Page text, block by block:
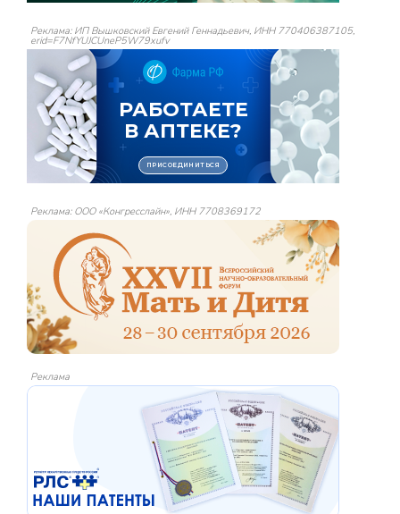
Реклама: ИП Вышковский Евгений Геннадьевич, ИНН 770406387105,
erid=F7NfYUJCUneP5W79xufv
Реклама: ООО «Конгресслайн», ИНН 7708369172
Реклама